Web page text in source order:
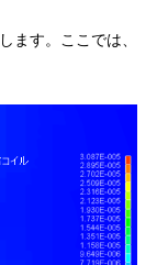
ます。ここでは、